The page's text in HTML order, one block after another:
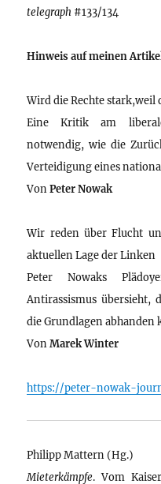
telegraph #133/134
Hinweis auf meinen
Wird die Rechte stark,weil
Eine Kritik am
notwendig, wie die
Verteidigung eines
VonPeter Nowak
Wir reden über Flucht
aktuellen Lage der Linken
Peter Nowaks
Antirassismus übersieht,
die Grundlagen abhanden
VonMarek Winter
https://peter-nowak-
Philipp Mattern (Hg.)
Mieterkämpfe. Vom